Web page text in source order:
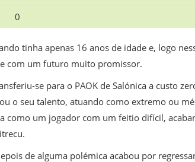
0
tinha apenas 16 anos de idade e, logo
com um futuro muito promissor.
se para o PAOK de Salónica a custo
o seu talento, atuando como extremo ou
um jogador com um feitio difícil,
de alguma polémica acabou por